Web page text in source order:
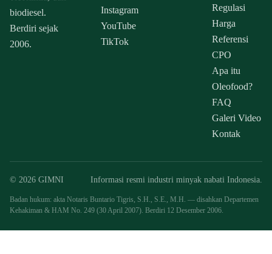
biodiesel.
Berdiri sejak
2006.
Instagram
YouTube
TikTok
Regulasi
Harga
Referensi
CPO
Apa itu
Oleofood?
FAQ
Galeri Video
Kontak
© 2026 GIMNI Informasi resmi industri minyak nabati Indonesia.
Badan hukum: akta Notaris Buntario Tigris, S.H., S.E., M.H. — disahkan Departemen
Kehakiman & HAM No. 249 (30 April 2007). Berdiri 12 Desember 2006.